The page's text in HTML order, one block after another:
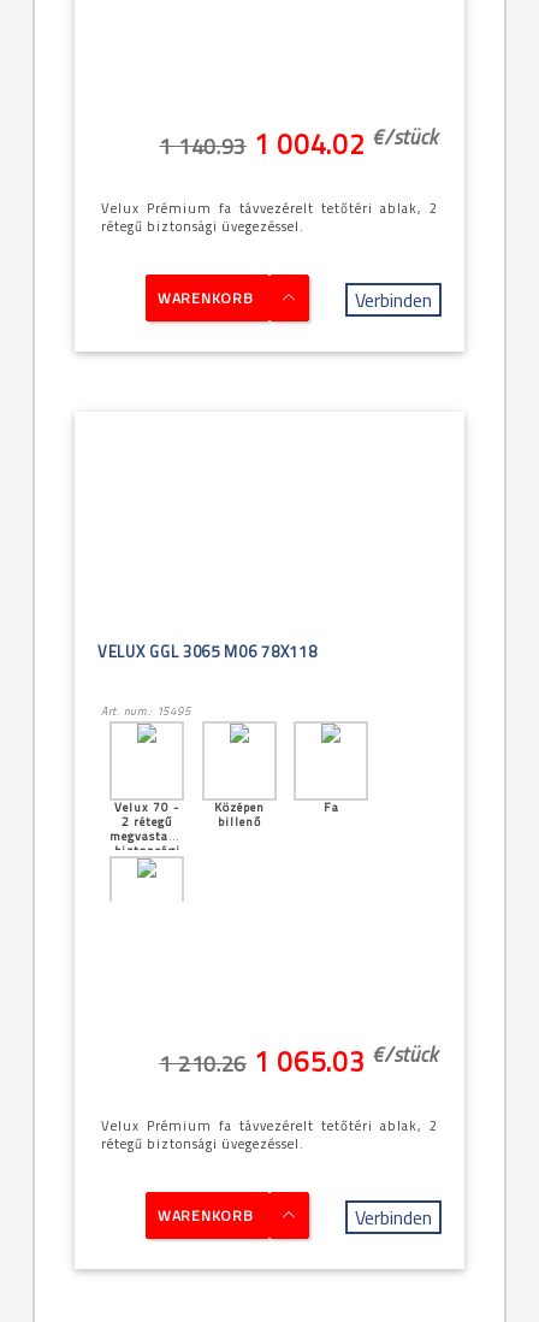
1 140.93 1 004.02 €/stück
Velux Prémium fa távvezérelt tetőtéri ablak, 2
rétegű biztonsági üvegezéssel.
WARENKORB Verbinden
VELUX GGL 3065 M06 78X118
Art. num.: 15495
Velux 70 -
2 rétegű
megvastagított
biztonsági
üveg
Középen
billenő
Fa
1 210.26 1 065.03 €/stück
Velux Prémium fa távvezérelt tetőtéri ablak, 2
rétegű biztonsági üvegezéssel.
WARENKORB Verbinden